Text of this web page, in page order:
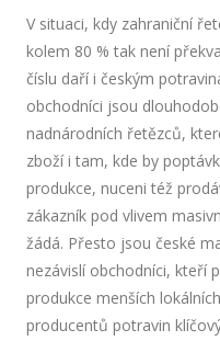
V situaci, kdy zahraniční
kolem 80 % tak není
číslu daří i českým
obchodníci jsou
nadnárodních řetězců,
zboží i tam, kde by
produkce, nuceni též
zákazník pod vlivem
žádá. Přesto jsou české
nezávislí obchodníci, kteří
produkce menších
producentů potravin